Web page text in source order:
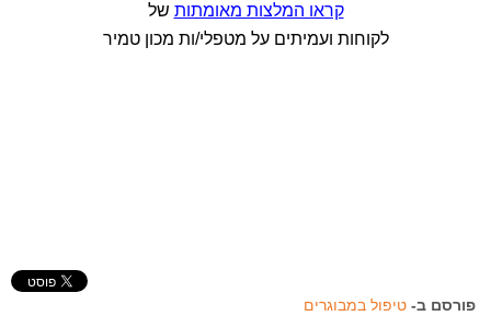
קראו המלצות מאומתות של
לקוחות ועמיתים על מטפלי/ות מכון טמיר
פורסם ב- טיפול במבוגרים